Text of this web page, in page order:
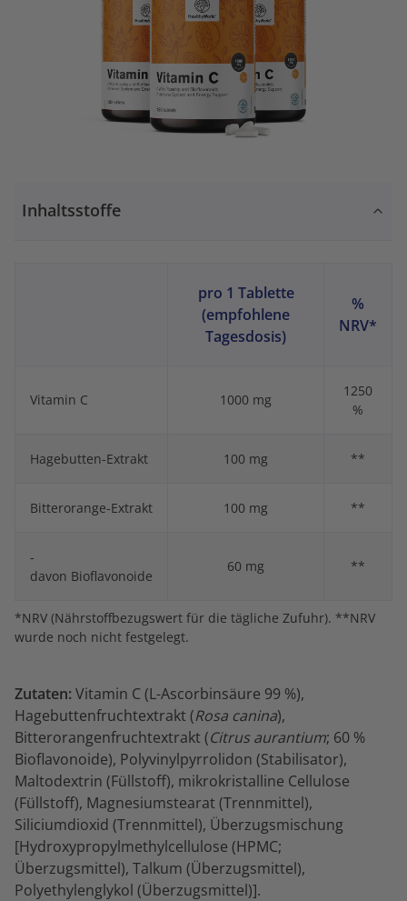
Inhaltsstoffe
pro 1 Tablette
(empfohlene
Tagesdosis)
%
NRV*
Vitamin C 1000 mg
1250
%
Hagebutten-Extrakt 100 mg **
Bitterorange-Extrakt 100 mg **
-
davon Bioflavonoide
60 mg **
*NRV (Nährstoffbezugswert für die tägliche Zufuhr). **NRV
wurde noch nicht festgelegt.
Zutaten: Vitamin C (L-Ascorbinsäure 99 %),
Hagebuttenfruchtextrakt (Rosa canina),
Bitterorangenfruchtextrakt (Citrus aurantium; 60 %
Bioflavonoide), Polyvinylpyrrolidon (Stabilisator),
Maltodextrin (Füllstoff), mikrokristalline Cellulose
(Füllstoff), Magnesiumstearat (Trennmittel),
Siliciumdioxid (Trennmittel), Überzugsmischung
[Hydroxypropylmethylcellulose (HPMC;
Überzugsmittel), Talkum (Überzugsmittel),
Polyethylenglykol (Überzugsmittel)].